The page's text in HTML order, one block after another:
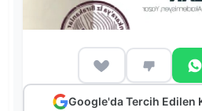
Google'da Tercih Edilen